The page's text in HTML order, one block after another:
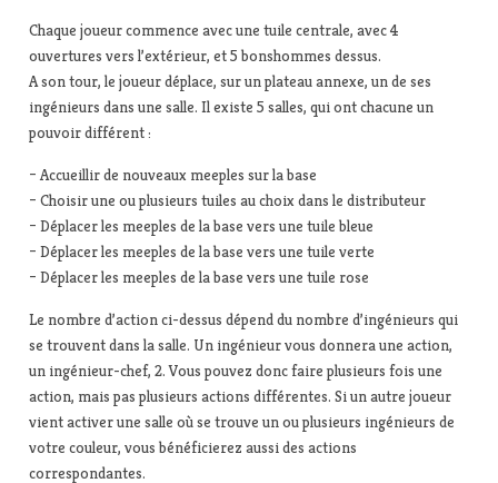
Chaque joueur commence avec une tuile centrale, avec 4
ouvertures vers l’extérieur, et 5 bonshommes dessus.
A son tour, le joueur déplace, sur un plateau annexe, un de ses
ingénieurs dans une salle. Il existe 5 salles, qui ont chacune un
pouvoir différent :
– Accueillir de nouveaux meeples sur la base
– Choisir une ou plusieurs tuiles au choix dans le distributeur
– Déplacer les meeples de la base vers une tuile bleue
– Déplacer les meeples de la base vers une tuile verte
– Déplacer les meeples de la base vers une tuile rose
Le nombre d’action ci-dessus dépend du nombre d’ingénieurs qui
se trouvent dans la salle. Un ingénieur vous donnera une action,
un ingénieur-chef, 2. Vous pouvez donc faire plusieurs fois une
action, mais pas plusieurs actions différentes. Si un autre joueur
vient activer une salle où se trouve un ou plusieurs ingénieurs de
votre couleur, vous bénéficierez aussi des actions
correspondantes.